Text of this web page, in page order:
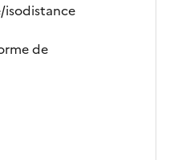
isodistance
de